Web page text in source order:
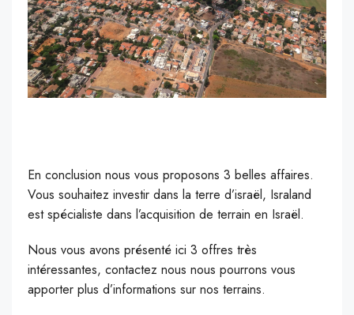
En conclusion nous vous proposons 3 belles affaires.
Vous souhaitez investir dans la terre d’israël, Israland
est spécialiste dans l’acquisition de terrain en Israël.
Nous vous avons présenté ici 3 offres très
intéressantes, contactez nous nous pourrons vous
apporter plus d’informations sur nos terrains.